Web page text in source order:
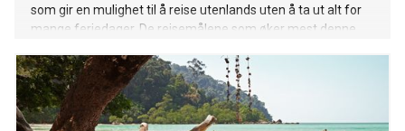
som gir en mulighet til å reise utenlands uten å ta ut alt for
mange feriedager. De reisemålene som øker mest denne
Dette viser fersk bookingstatistikk fra Ticket.